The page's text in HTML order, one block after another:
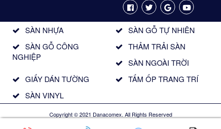
SÀN NHỰA
SÀN GỖ TỰ NHIÊN
SÀN GỖ CÔNG
NGHIỆP
THẢM TRẢI SÀN
SÀN NGOÀI TRỜI
GIẤY DÁN TƯỜNG
TẤM ỐP TRANG TRÍ
SÀN VINYL
Copyright © 2021 Danacomex. All Rights Reserved